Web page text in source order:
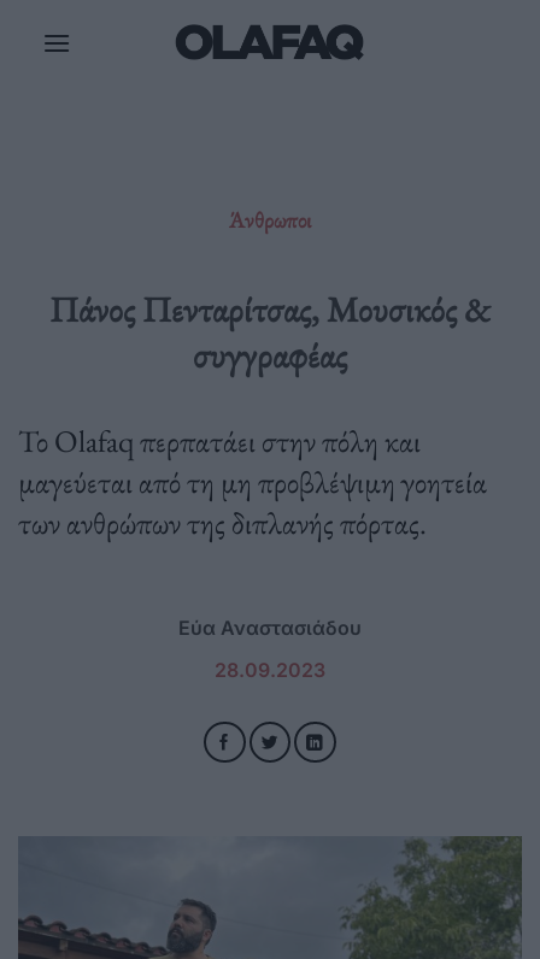
Άνθρωποι
Πάνος Πενταρίτσας, Μουσικός &
συγγραφέας
Το Olafaq περπατάει στην πόλη και
μαγεύεται από τη μη προβλέψιμη γοητεία
των ανθρώπων της διπλανής πόρτας.
Εύα Αναστασιάδου
28.09.2023